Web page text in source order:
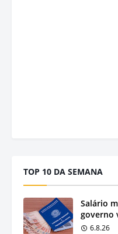
TOP 10 DA SEMANA
Salário
governo
6.8.26